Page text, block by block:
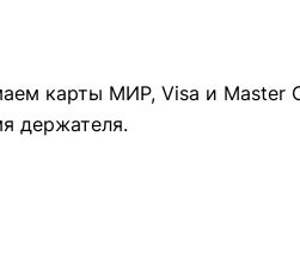
карты МИР, Visa и Master
держателя.